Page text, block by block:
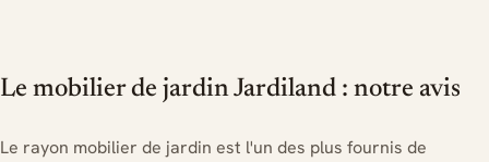
Le mobilier de jardin Jardiland : notre avis
Le rayon mobilier de jardin est l'un des plus fournis de